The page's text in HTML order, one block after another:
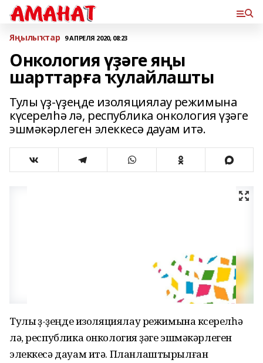
Яңылыҡтар 9 АПРЕЛЯ 2020, 08:23
Онкология үҙәге яңы
шарттарға ҡулайлашты
Тулы үҙ-үҙеңде изоляциялау режимына
күсерелһә лә, республика онкология үҙәге
эшмәкәрлеген элеккесә дауам итә.
Тулы үҙ-үҙеңде изоляциялау режимына күсерелһә
лә, республика онкология үҙәге эшмәкәрлеген
элеккесә дауам итә. Планлаштырылған